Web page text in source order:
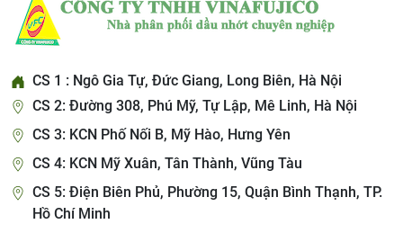
CS 1 : Ngô Gia Tự, Đức Giang, Long Biên, Hà Nội
CS 2: Đường 308, Phú Mỹ, Tự Lập, Mê Linh, Hà Nội
CS 3: KCN Phố Nối B, Mỹ Hào, Hưng Yên
CS 4: KCN Mỹ Xuân, Tân Thành, Vũng Tàu
CS 5: Điện Biên Phủ, Phường 15, Quận Bình Thạnh, TP.
Hồ Chí Minh